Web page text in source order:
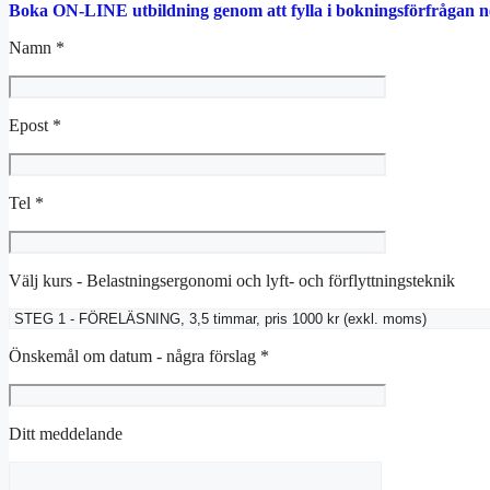
Boka ON-LINE utbildning genom att fylla i bokningsförfrågan
Namn *
Epost *
Tel *
Välj kurs - Belastningsergonomi och lyft- och förflyttningsteknik
Önskemål om datum - några förslag *
Ditt meddelande